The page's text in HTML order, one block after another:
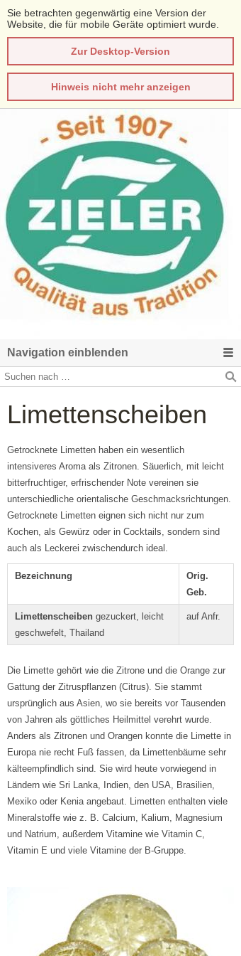
Sie betrachten gegenwärtig eine Version der
Website, die für mobile Geräte optimiert wurde.
Zur Desktop-Version
Hinweis nicht mehr anzeigen
Navigation einblenden
Limettenscheiben
Getrocknete Limetten haben ein wesentlich
intensiveres Aroma als Zitronen. Säuerlich, mit leicht
bitterfruchtiger, erfrischender Note vereinen sie
unterschiedliche orientalische Geschmacksrichtungen.
Getrocknete Limetten eignen sich nicht nur zum
Kochen, als Gewürz oder in Cocktails, sondern sind
auch als Leckerei zwischendurch ideal.
Bezeichnung
Orig.
Geb.
Limettenscheiben gezuckert, leicht
geschwefelt, Thailand
auf Anfr.
Die Limette gehört wie die Zitrone und die Orange zur
Gattung der Zitruspflanzen (Citrus). Sie stammt
ursprünglich aus Asien, wo sie bereits vor Tausenden
von Jahren als göttliches Heilmittel verehrt wurde.
Anders als Zitronen und Orangen konnte die Limette in
Europa nie recht Fuß fassen, da Limettenbäume sehr
kälteempfindlich sind. Sie wird heute vorwiegend in
Ländern wie Sri Lanka, Indien, den USA, Brasilien,
Mexiko oder Kenia angebaut. Limetten enthalten viele
Mineralstoffe wie z. B. Calcium, Kalium, Magnesium
und Natrium, außerdem Vitamine wie Vitamin C,
Vitamin E und viele Vitamine der B-Gruppe.